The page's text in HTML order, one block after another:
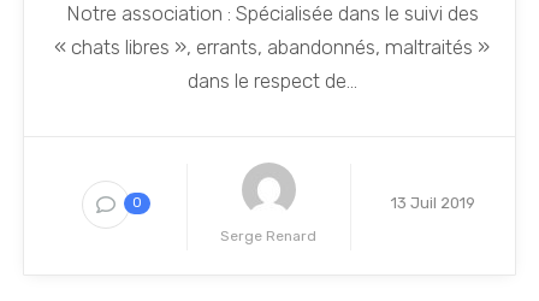
Notre association : Spécialisée dans le suivi des
« chats libres », errants, abandonnés, maltraités »
dans le respect de...
0
Serge Renard
13 Juil 2019